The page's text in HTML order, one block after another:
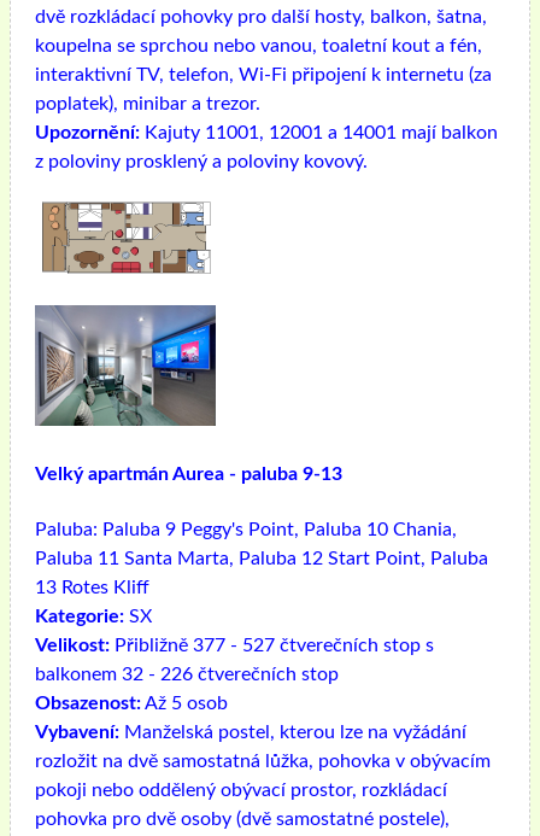
dvě rozkládací pohovky pro další hosty, balkon, šatna,
koupelna se sprchou nebo vanou, toaletní kout a fén,
interaktivní TV, telefon, Wi-Fi připojení k internetu (za
poplatek), minibar a trezor.
Upozornění: Kajuty 11001, 12001 a 14001 mají balkon
z poloviny prosklený a poloviny kovový.
Velký apartmán Aurea - paluba 9-13
Paluba: Paluba 9 Peggy's Point, Paluba 10 Chania,
Paluba 11 Santa Marta, Paluba 12 Start Point, Paluba
13 Rotes Kliff
Kategorie: SX
Velikost: Přibližně 377 - 527 čtverečních stop s
balkonem 32 - 226 čtverečních stop
Obsazenost:Až 5 osob
Vybavení: Manželská postel, kterou lze na vyžádání
rozložit na dvě samostatná lůžka, pohovka v obývacím
pokoji nebo oddělený obývací prostor, rozkládací
pohovka pro dvě osoby (dvě samostatné postele),